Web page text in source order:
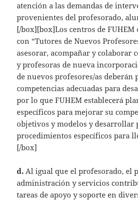
atención a las demandas de
provenientes del profesorado,
[/box][box]Los centros de
con “Tutores de Nuevos
asesorar, acompañar y colaborar
y profesoras de nueva
de nuevos profesores/as deberán
competencias adecuadas para
por lo que FUHEM establecerá
específicos para mejorar su
objetivos y modelos y desarrollar
procedimientos específicos para
[/box]
d.Al igual que el profesorado, el
administración y servicios
tareas de apoyo y soporte en